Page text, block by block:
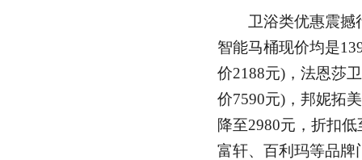
卫浴类优惠震撼
智能马桶现价均是
价2188元)，法恩莎
价7590元)，邦妮拓
降至2980元，折扣
富轩、百利玛等品牌